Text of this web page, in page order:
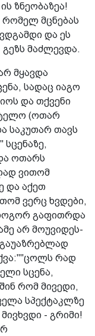
ზნეობაზეა!
რომელ მცნებას
და ეს
მაძლევდა.
მყავდა
სადაც იაგო
და თქვენი
(ოთარ
საკუთარ თავს
ოთარს
ვითომ
და აქეთ
ვერც ხვდები,
გაფითრდა
არ მოუვიდეს-
რად
სცენა,
რომ მივედი,
სპექტაკლზე
- გრიმი!